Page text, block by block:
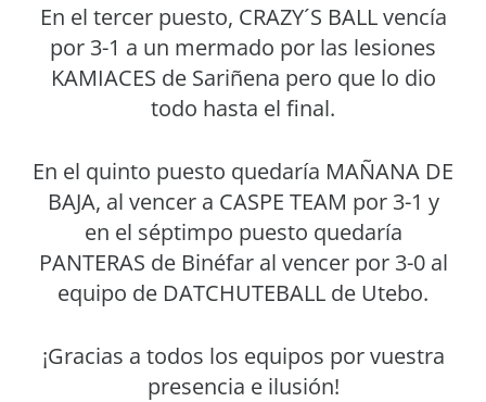
En el tercer puesto, CRAZY´S BALL vencía
por 3-1 a un mermado por las lesiones
KAMIACES de Sariñena pero que lo dio
todo hasta el final.
En el quinto puesto quedaría MAÑANA DE
BAJA, al vencer a CASPE TEAM por 3-1 y
en el séptimpo puesto quedaría
PANTERAS de Binéfar al vencer por 3-0 al
equipo de DATCHUTEBALL de Utebo.
¡Gracias a todos los equipos por vuestra
presencia e ilusión!